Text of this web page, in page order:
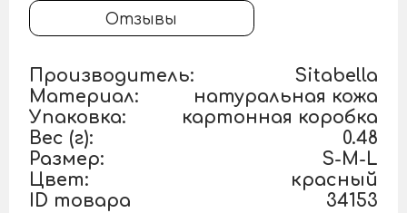
Отзывы
Производитель:
Sitabella
Материал:
натуральная кожа
Упаковка:
картонная коробка
Вес (г):
0.48
Размер:
S-M-L
Цвет:
красный
ID товара
34153